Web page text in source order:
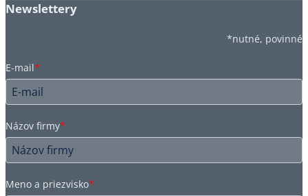
Newslettery
*nutné, povinné
E-mail*
Názov firmy*
Meno a priezvisko*